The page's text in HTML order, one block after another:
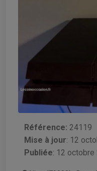
Référence: 24119
Mise à jour: 12
Publiée: 12 octobre